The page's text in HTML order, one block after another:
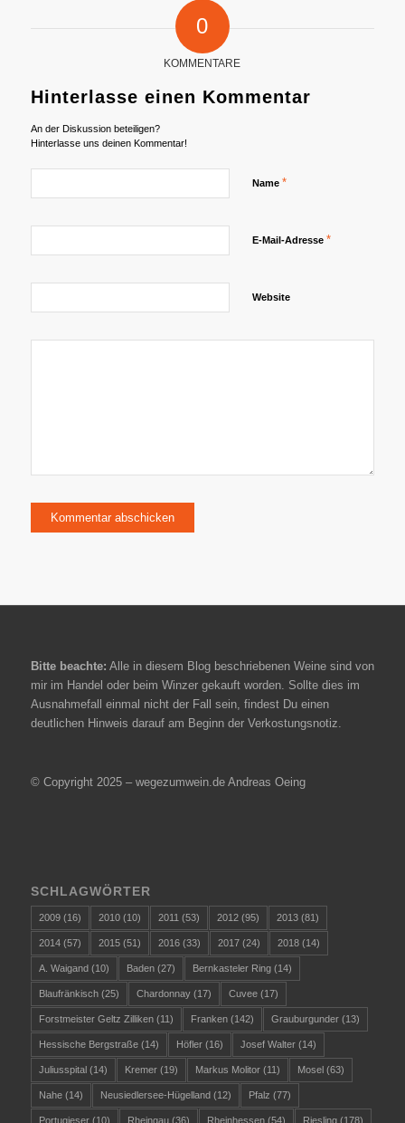
0
KOMMENTARE
Hinterlasse einen Kommentar
An der Diskussion beteiligen?
Hinterlasse uns deinen Kommentar!
Name *
E-Mail-Adresse *
Website
Bitte beachte: Alle in diesem Blog beschriebenen Weine sind von
mir im Handel oder beim Winzer gekauft worden. Sollte dies im
Ausnahmefall einmal nicht der Fall sein, findest Du einen
deutlichen Hinweis darauf am Beginn der Verkostungsnotiz.
© Copyright 2025 – wegezumwein.de Andreas Oeing
SCHLAGWÖRTER
2009(16) 2010(10) 2011 (53) 2012(95) 2013(81)
2014(57) 2015(51) 2016(33) 2017(24) 2018(14)
A. Waigand(10) Baden(27) Bernkasteler Ring(14)
Blaufränkisch(25) Chardonnay(17) Cuvee(17)
Forstmeister Geltz Zilliken(11) Franken(142) Grauburgunder(13)
Hessische Bergstraße(14) Höfler(16) Josef Walter(14)
Juliusspital(14) Kremer(19) Markus Molitor(11) Mosel(63)
Nahe(14) Neusiedlersee-Hügelland(12) Pfalz (77)
Portugieser(10) Rheingau(36) Rheinhessen(54) Riesling(178)